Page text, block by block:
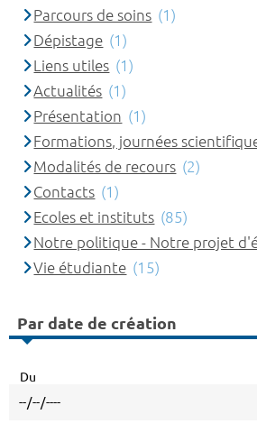
Parcours de soins (1)
Dépistage (1)
Liens utiles (1)
Actualités (1)
Présentation (1)
Formations, journées
Modalités de recours (2)
Contacts (1)
Ecoles et instituts (85)
Notre politique - Notre projet
Vie étudiante (15)
Par date de création
Du